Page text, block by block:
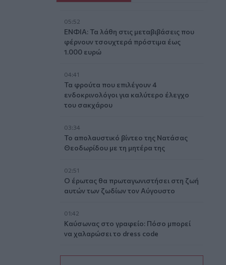
05:52
ΕΝΦΙΑ: Τα λάθη στις μεταβιβάσεις που
φέρνουν τσουχτερά πρόστιμα έως
1.000 ευρώ
04:41
Τα φρούτα που επιλέγουν 4
ενδοκρινολόγοι για καλύτερο έλεγχο
του σακχάρου
03:34
Το απολαυστικό βίντεο της Νατάσας
Θεοδωρίδου με τη μητέρα της
02:51
Ο έρωτας θα πρωταγωνιστήσει στη ζωή
αυτών των ζωδίων τον Αύγουστο
01:42
Καύσωνας στο γραφείο: Πόσο μπορεί
να χαλαρώσει το dress code
00:31